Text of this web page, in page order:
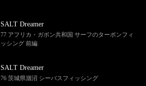
SALT Dreamer
77 アフリカ・ガボン共和国 サーフのターポンフィ
ッシング 前編
SALT Dreamer
76 茨城県涸沼 シーバスフィッシング